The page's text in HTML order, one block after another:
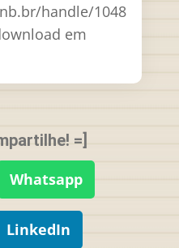
handle/1048
em
=]
Whatsapp
LinkedIn